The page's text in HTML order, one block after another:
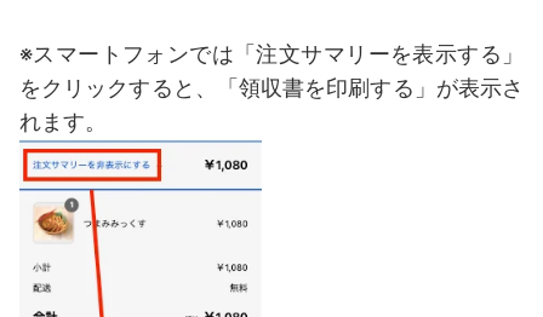
※スマートフォンでは「注文サマリーを表示する」
をクリックすると、
「領収書を印刷する」が表示さ
れます。